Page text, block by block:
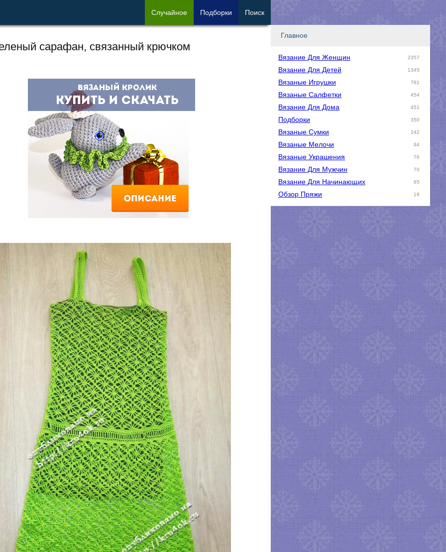
сарафан, связанный крючком
Главное
Вязание Для Женщин 2357
Вязание Для Детей 1345
Вязаные Игрушки 781
Вязаные Салфетки 454
Вязание Для Дома 451
Подборки 350
Вязаные Сумки 242
Вязаные Мелочи 94
Вязаные Украшения 76
Вязание Для Мужчин 70
Вязание Для Начинающих 65
Обзор Пряжи 19
Случайное Подборки Поиск